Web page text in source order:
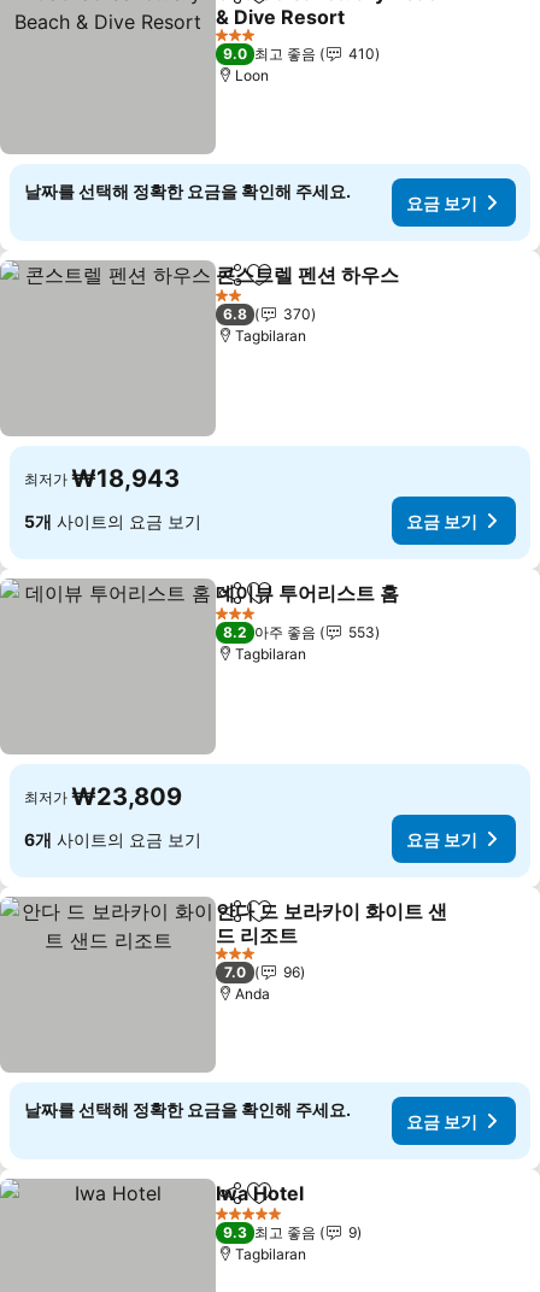
즐겨찾기에 추가
& Dive Resort
요금 보기
3 성급
9.0 최고 좋음
410
Loon
날짜를 선택해 정확한 요금을 확인해 주세요.
요금 보기
공유 즐겨찾기에 추가
콘스트렐 펜션 하우스
2 성급
6.8
370
Tagbilaran
최저가 ₩18,943
5개 사이트의 요금 보기 요금 보기
공유 즐겨찾기에 추가
데이뷰 투어리스트 홈
3 성급
8.2 아주 좋음
553
Tagbilaran
최저가 ₩23,809
6개 사이트의 요금 보기 요금 보기
공유 즐겨찾기에 추가
안다 드 보라카이 화이트 샌
드 리조트
요금 보기
3 성급
7.0
96
Anda
날짜를 선택해 정확한 요금을 확인해 주세요.
요금 보기
공유 즐겨찾기에 추가
Iwa Hotel
5 성급
9.3 최고 좋음
9
Tagbilaran